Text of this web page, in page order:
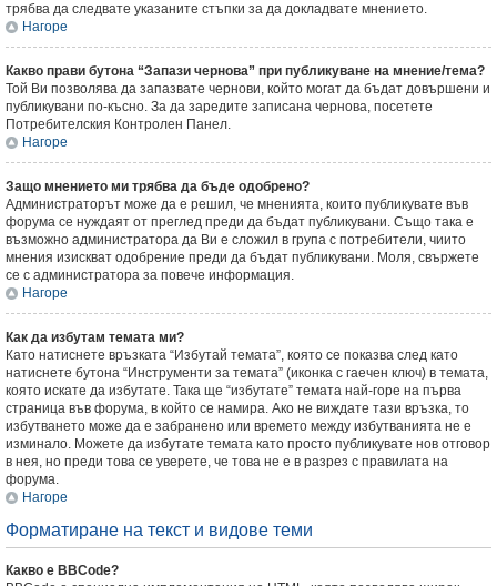
трябва да следвате указаните стъпки за да докладвате мнението.
Нагоре
Какво прави бутона “Запази чернова” при публикуване на мнение/тема?
Той Ви позволява да запазвате чернови, който могат да бъдат довършени и
публикувани по-късно. За да заредите записана чернова, посетете
Потребителския Контролен Панел.
Нагоре
Защо мнението ми трябва да бъде одобрено?
Администраторът може да е решил, че мненията, които публикувате във
форума се нуждаят от преглед преди да бъдат публикувани. Също така е
възможно администратора да Ви е сложил в група с потребители, чиито
мнения изискват одобрение преди да бъдат публикувани. Моля, свържете
се с администратора за повече информация.
Нагоре
Как да избутам темата ми?
Като натиснете връзката “Избутай темата”, която се показва след като
натиснете бутона “Инструменти за темата” (иконка с гаечен ключ) в темата,
която искате да избутате. Така ще “избутате” темата най-горе на първа
страница във форума, в който се намира. Ако не виждате тази връзка, то
избутването може да е забранено или времето между избутванията не е
изминало. Можете да избутате темата като просто публикувате нов отговор
в нея, но преди това се уверете, че това не е в разрез с правилата на
форума.
Нагоре
Форматиране на текст и видове теми
Какво е BBCode?